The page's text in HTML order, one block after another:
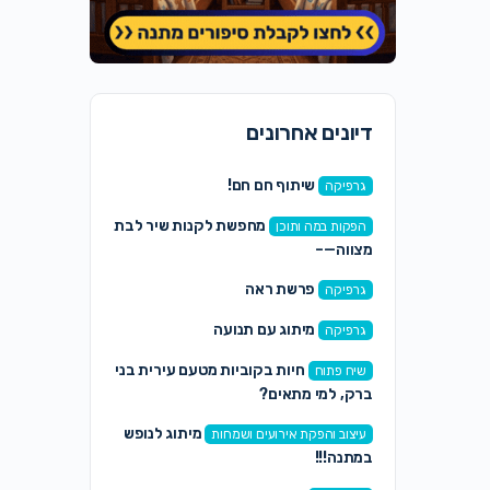
דיונים אחרונים
גרפיקה שיתוף חם חם!
הפקות במה ותוכן
מחפשת לקנות שיר לבת
מצווה—–
גרפיקה פרשת ראה
גרפיקה מיתוג עם תנועה
שיח פתוח
חיות בקוביות מטעם עירית בני
ברק, למי מתאים?
עיצוב והפקת אירועים ושמחות
מיתוג לנופש
במתנה!!!